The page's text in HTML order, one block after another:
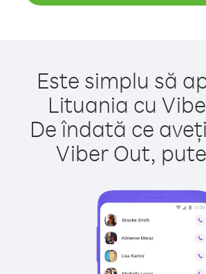
Este simplu să
Lituania cu
De îndată ce
Viber Out,